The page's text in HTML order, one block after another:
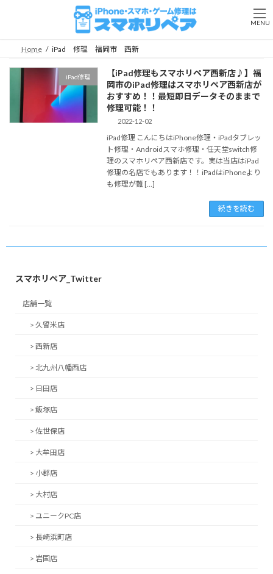
Home iPad 修理 福岡市 西新
iPad修理
【iPad修理もスマホリペア西新店♪】福
岡市のiPad修理はスマホリペア西新店が
おすすめ！！最短即日データそのままで
修理可能！！
2022-12-02
iPad修理 こんにちはiPhone修理・iPadタブレッ
ト修理・Androidスマホ修理・任天堂switch修
理のスマホリペア西新店です。実は当店はiPad
修理の名店でもあります！！iPadはiPhoneより
も修理が難 […]
続きを読む
スマホリペア_Twitter
店舗一覧
> 久留米店
> 西新店
> 北九州八幡西店
> 日田店
> 飯塚店
> 佐世保店
> 大牟田店
> 小郡店
> 大村店
> ユニークPC店
> 長崎浜町店
> 岩国店
MENU